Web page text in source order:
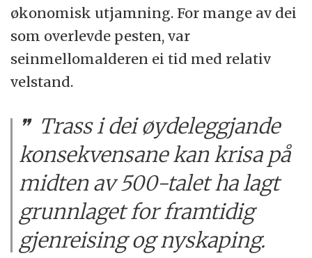
økonomisk utjamning. For mange av dei
som overlevde pesten, var
seinmellomalderen ei tid med relativ
velstand.
Trass i dei øydeleggjande
konsekvensane kan krisa på
midten av 500-talet ha lagt
grunnlaget for framtidig
gjenreising og nyskaping.